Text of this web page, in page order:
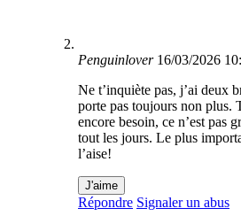
Penguinlover 16/03/2026
Ne t’inquiète pas, j’ai deux
porte pas toujours non plus.
encore besoin, ce n’est pas
tout les jours. Le plus
l’aise!
J'aime
Répondre Signaler un abus